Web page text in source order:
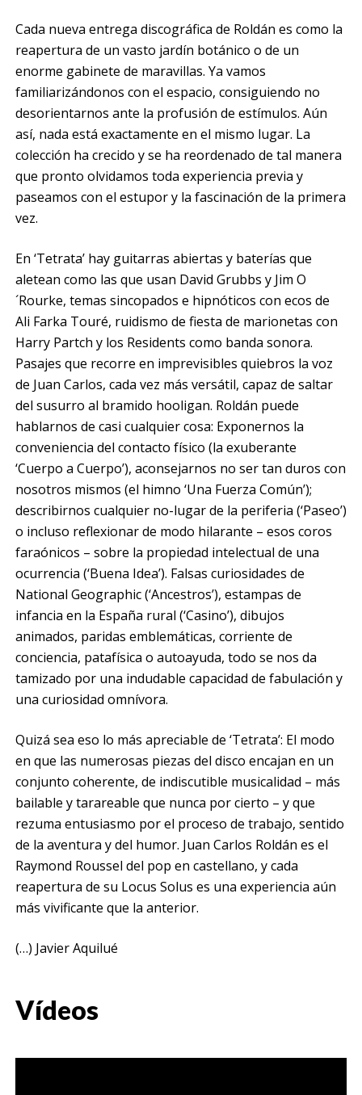
Cada nueva entrega discográfica de Roldán es como la
reapertura de un vasto jardín botánico o de un
enorme gabinete de maravillas. Ya vamos
familiarizándonos con el espacio, consiguiendo no
desorientarnos ante la profusión de estímulos. Aún
así, nada está exactamente en el mismo lugar. La
colección ha crecido y se ha reordenado de tal manera
que pronto olvidamos toda experiencia previa y
paseamos con el estupor y la fascinación de la primera
vez.
En ‘Tetrata’ hay guitarras abiertas y baterías que
aletean como las que usan David Grubbs y Jim O
´Rourke, temas sincopados e hipnóticos con ecos de
Ali Farka Touré, ruidismo de fiesta de marionetas con
Harry Partch y los Residents como banda sonora.
Pasajes que recorre en imprevisibles quiebros la voz
de Juan Carlos, cada vez más versátil, capaz de saltar
del susurro al bramido hooligan. Roldán puede
hablarnos de casi cualquier cosa: Exponernos la
conveniencia del contacto físico (la exuberante
‘Cuerpo a Cuerpo’), aconsejarnos no ser tan duros con
nosotros mismos (el himno ‘Una Fuerza Común’);
describirnos cualquier no-lugar de la periferia (‘Paseo’)
o incluso reflexionar de modo hilarante – esos coros
faraónicos – sobre la propiedad intelectual de una
ocurrencia (‘Buena Idea’). Falsas curiosidades de
National Geographic (‘Ancestros’), estampas de
infancia en la España rural (‘Casino’), dibujos
animados, paridas emblemáticas, corriente de
conciencia, patafísica o autoayuda, todo se nos da
tamizado por una indudable capacidad de fabulación y
una curiosidad omnívora.
Quizá sea eso lo más apreciable de ‘Tetrata’: El modo
en que las numerosas piezas del disco encajan en un
conjunto coherente, de indiscutible musicalidad – más
bailable y tarareable que nunca por cierto – y que
rezuma entusiasmo por el proceso de trabajo, sentido
de la aventura y del humor. Juan Carlos Roldán es el
Raymond Roussel del pop en castellano, y cada
reapertura de su Locus Solus es una experiencia aún
más vivificante que la anterior.
(…) Javier Aquilué
Vídeos